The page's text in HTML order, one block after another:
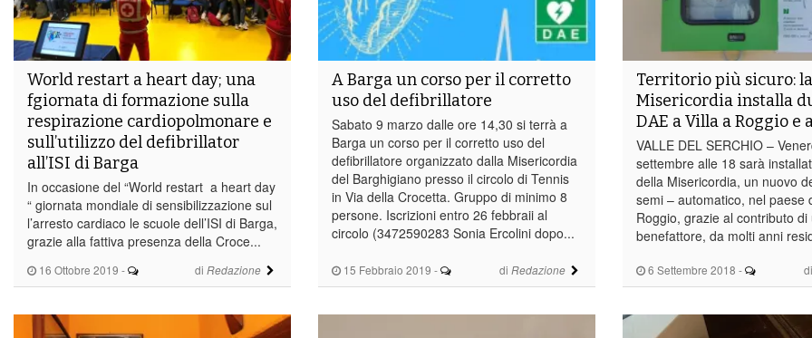
16 Ottobre 2019 - di Redazione
World restart a heart day; una
fgiornata di formazione sulla
respirazione cardiopolmonare e
sull’utilizzo del defibrillator
all’ISI di Barga
In occasione del “World restart a heart day
“ giornata mondiale di sensibilizzazione sul
l’arresto cardiaco le scuole dell’ISI di Barga,
grazie alla fattiva presenza della Croce...
15 Febbraio 2019 - di Redazione
A Barga un corso per il corretto
uso del defibrillatore
Sabato 9 marzo dalle ore 14,30 si terrà a
Barga un corso per il corretto uso del
defibrillatore organizzato dalla Misericordia
del Barghigiano presso il circolo di Tennis
in Via della Crocetta. Gruppo di minimo 8
persone. Iscrizioni entro 26 febbraii al
circolo (3472590283 Sonia Ercolini dopo...
6 Settembre 2018 - di
Territorio più sicuro: la
Misericordia installa
DAE a Villa a Roggio e
VALLE DEL SERCHIO –
settembre alle 18 sarà
della Misericordia, un nuovo
semi – automatico, nel paese
Roggio, grazie al contributo
benefattore, da molti anni